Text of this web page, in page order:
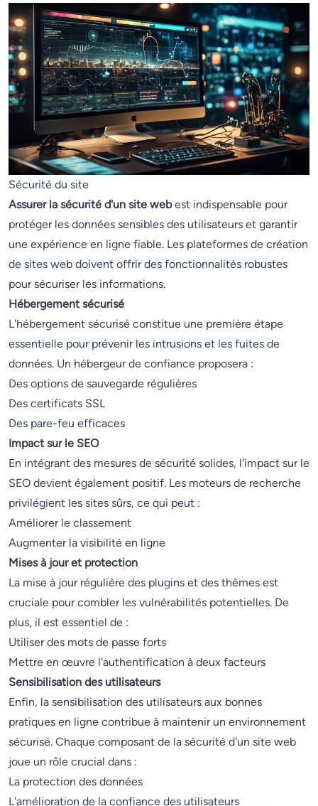
Sécurité du site
Assurer la sécurité d'un site webest indispensable pour
protéger les données sensibles des utilisateurs et garantir
une expérience en ligne fiable. Les plateformes de création
de sites web doivent offrir des fonctionnalités robustes
pour sécuriser les informations.
Hébergement sécurisé
L'hébergement sécurisé constitue une première étape
essentielle pour prévenir les intrusions et les fuites de
données. Un hébergeur de confiance proposera :
Des options de sauvegarde régulières
Des certificats SSL
Des pare-feu efficaces
Impact sur le SEO
En intégrant des mesures de sécurité solides, l'impact sur le
SEO devient également positif. Les moteurs de recherche
privilégient les sites sûrs, ce qui peut :
Améliorer le classement
Augmenter la visibilité en ligne
Mises à jour et protection
La mise à jour régulière des plugins et des thèmes est
cruciale pour combler les vulnérabilités potentielles. De
plus, il est essentiel de :
Utiliser des mots de passe forts
Mettre en œuvre l'authentification à deux facteurs
Sensibilisation des utilisateurs
Enfin, la sensibilisation des utilisateurs aux bonnes
pratiques en ligne contribue à maintenir un environnement
sécurisé. Chaque composant de la sécurité d'un site web
joue un rôle crucial dans :
La protection des données
L'amélioration de la confiance des utilisateurs